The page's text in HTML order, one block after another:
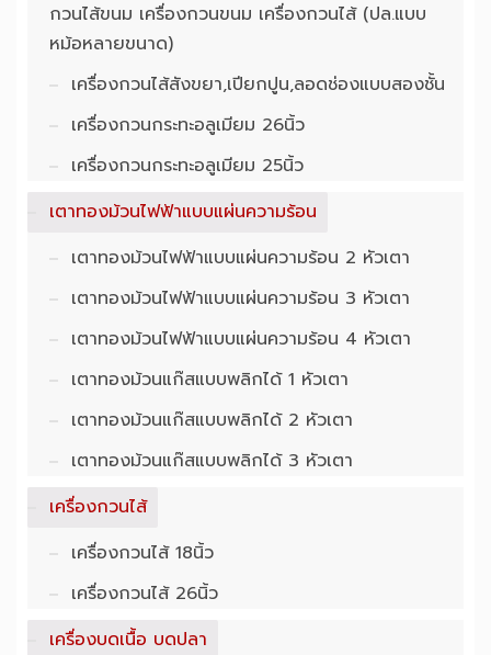
กวนไส้ขนม เครื่องกวนขนม เครื่องกวนไส้ (ปล.แบบ
หม้อหลายขนาด)
เครื่องกวนไส้สังขยา,เปียกปูน,ลอดช่องแบบสองชั้น
เครื่องกวนกระทะอลูเมียม 26นิ้ว
เครื่องกวนกระทะอลูเมียม 25นิ้ว
เตาทองม้วนไฟฟ้าแบบแผ่นความร้อน
เตาทองม้วนไฟฟ้าแบบแผ่นความร้อน 2 หัวเตา
เตาทองม้วนไฟฟ้าแบบแผ่นความร้อน 3 หัวเตา
เตาทองม้วนไฟฟ้าแบบแผ่นความร้อน 4 หัวเตา
เตาทองม้วนแก๊สแบบพลิกได้ 1 หัวเตา
เตาทองม้วนแก๊สแบบพลิกได้ 2 หัวเตา
เตาทองม้วนแก๊สแบบพลิกได้ 3 หัวเตา
เครื่องกวนไส้
เครื่องกวนไส้ 18นิ้ว
เครื่องกวนไส้ 26นิ้ว
เครื่องบดเนื้อ บดปลา